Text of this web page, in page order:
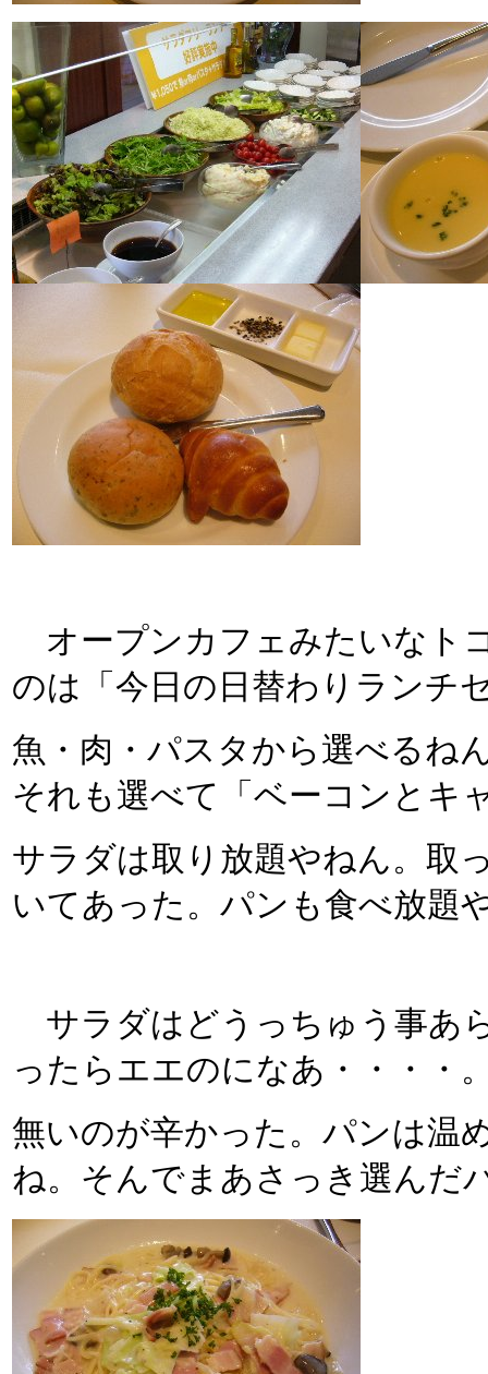
オープンカフェみたいなト
のは「今日の日替わりランチ
魚・肉・パスタから選べるね
それも選べて「ベーコンとキ
サラダは取り放題やねん。取
いてあった。パンも食べ放題
サラダはどうっちゅう事あ
ったらエエのになあ・・・・
無いのが辛かった。パンは温
ね。そんでまあさっき選んだ